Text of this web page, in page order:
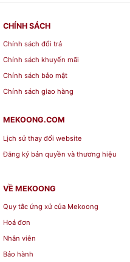
CHÍNH SÁCH
Chính sách đổi trả
Chính sách khuyến mãi
Chính sách bảo mật
Chính sách giao hàng
MEKOONG.COM
Lịch sử thay đổi website
Đăng ký bản quyền và thương hiệu
VỀ MEKOONG
Quy tắc ứng xử của Mekoong
Hoá đơn
Nhân viên
Bảo hành